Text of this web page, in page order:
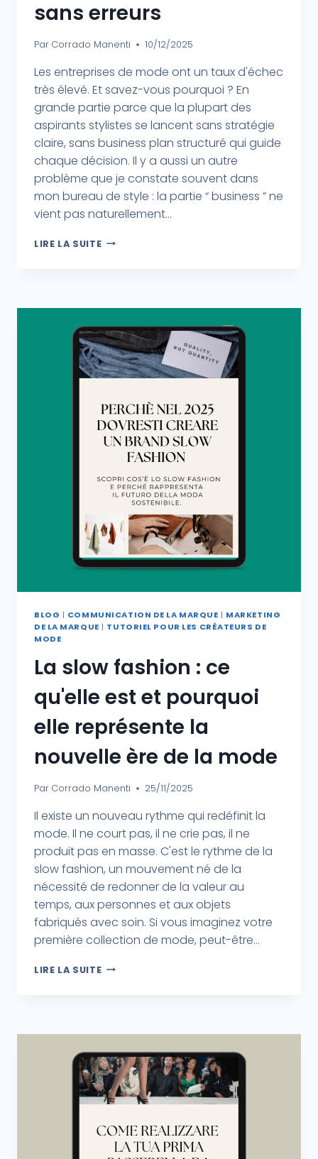
sans erreurs
Par Corrado Manenti 10/12/2025
Les entreprises de mode ont un taux d'échec
très élevé. Et savez-vous pourquoi ? En
grande partie parce que la plupart des
aspirants stylistes se lancent sans stratégie
claire, sans business plan structuré qui guide
chaque décision. Il y a aussi un autre
problème que je constate souvent dans
mon bureau de style : la partie “ business ” ne
vient pas naturellement...
LIRE LA SUITE
BLOG | COMMUNICATION DE LA MARQUE | MARKETING
DE LA MARQUE | TUTORIEL POUR LES CRÉATEURS DE
MODE
La slow fashion : ce
qu'elle est et pourquoi
elle représente la
nouvelle ère de la mode
Par Corrado Manenti 25/11/2025
Il existe un nouveau rythme qui redéfinit la
mode. Il ne court pas, il ne crie pas, il ne
produit pas en masse. C'est le rythme de la
slow fashion, un mouvement né de la
nécessité de redonner de la valeur au
temps, aux personnes et aux objets
fabriqués avec soin. Si vous imaginez votre
première collection de mode, peut-être...
LIRE LA SUITE